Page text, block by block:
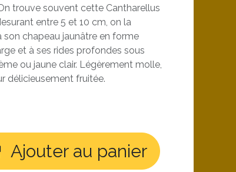
trouve souvent cette Cantharellus
entre 5 et 10 cm, on la
son chapeau jaunâtre en forme
et à ses rides profondes sous
ou jaune clair. Légèrement molle,
délicieusement fruitée.
Ajouter au panier